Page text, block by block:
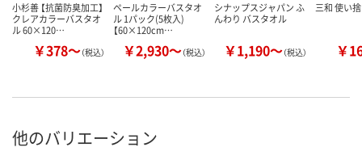
小杉善 【抗菌防臭加工】
クレアカラーバスタオ
ル 60×120…
￥378～（税込）
ペールカラーバスタオ
ル 1パック(5枚入)
【60×120cm…
￥2,930～（税込）
シナップスジャパン ふ
んわり バスタオル
￥1,190～（税込）
三和 使い
￥
他のバリエーション